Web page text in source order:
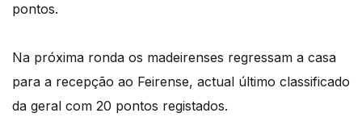
pontos.
Na próxima ronda os madeirenses regressam a casa
para a recepção ao Feirense, actual último classificado
da geral com 20 pontos registados.